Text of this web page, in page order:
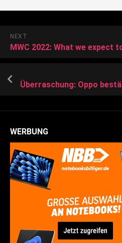
NEXT
WERBUNG